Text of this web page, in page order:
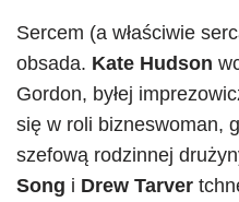
Sercem (a właściwie
obsada. Kate Hudson
Gordon, byłej
się w roli bizneswoman,
szefową rodzinnej
Song i Drew Tarver